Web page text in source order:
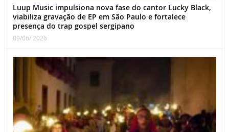
Luup Music impulsiona nova fase do cantor Lucky Black,
viabiliza gravação de EP em São Paulo e fortalece
presença do trap gospel sergipano
09/06/ 2026